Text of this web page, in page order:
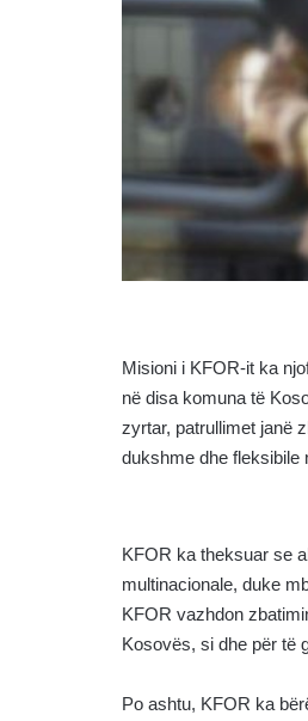
Misioni i KFOR-it ka
në disa komuna të
zyrtar, patrullimet janë
dukshme dhe fleksibile
KFOR ka theksuar se
multinacionale, duke
KFOR vazhdon
Kosovës, si dhe për të
Po ashtu, KFOR ka